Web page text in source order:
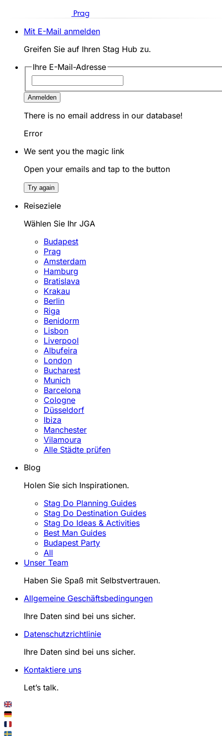
Prag
Mit E-Mail anmelden
Greifen Sie auf Ihren Stag Hub zu.
Ihre E-Mail-Adresse
Anmelden
There is no email address in our database!
Error
We sent you the magic link
Open your emails and tap to the button
Try again
Reiseziele
Wählen Sie Ihr JGA
Budapest
Prag
Amsterdam
Hamburg
Bratislava
Krakau
Berlin
Riga
Benidorm
Lisbon
Liverpool
Albufeira
London
Bucharest
Munich
Barcelona
Cologne
Düsseldorf
Ibiza
Manchester
Vilamoura
Alle Städte prüfen
Blog
Holen Sie sich Inspirationen.
Stag Do Planning Guides
Stag Do Destination Guides
Stag Do Ideas & Activities
Best Man Guides
Budapest Party
All
Unser Team
Haben Sie Spaß mit Selbstvertrauen.
Allgemeine Geschäftsbedingungen
Ihre Daten sind bei uns sicher.
Datenschutzrichtlinie
Ihre Daten sind bei uns sicher.
Kontaktiere uns
Let’s talk.